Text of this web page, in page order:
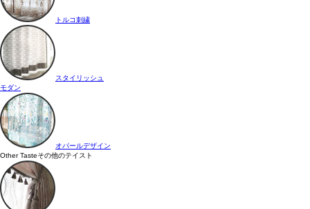
トルコ刺繍
スタイリッシュ
モダン
オパールデザイン
Other Tasteその他のテイスト